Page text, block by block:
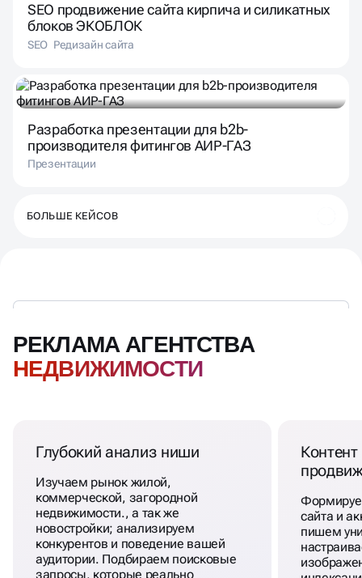
SEO продвижение сайта кирпича и силикатных
блоков ЭКОБЛОК
SEO Редизайн сайта
Разработка презентации для b2b-
производителя фитингов АИР-ГАЗ
Презентации
БОЛЬШЕ КЕЙСОВ
РЕКЛАМА АГЕНТСТВА
НЕДВИЖИМОСТИ
Глубокий анализ ниши
Изучаем рынок жилой,
коммерческой, загородной
недвижимости., а так же
новостройки; анализируем
конкурентов и поведение вашей
аудитории. Подбираем поисковые
запросы, которые реально
Контент
сайта и
пишем